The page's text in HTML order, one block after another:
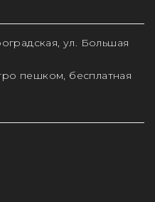
ул. Большая
пешком, бесплатная